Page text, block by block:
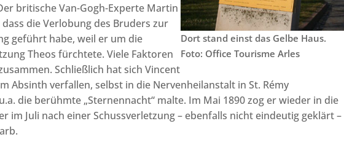
Dort stand einst das Gelbe Haus.
Foto: Office Tourisme Arles
britische Van-Gogh-Experte Martin
die Verlobung des Bruders zur
geführt habe, weil er um die
Theos fürchtete. Viele Faktoren
Schließlich hat sich Vincent
Absinth verfallen, selbst in die Nervenheilanstalt in St. Rémy
die berühmte „Sternennacht“ malte. Im Mai 1890 zog er wieder in die
im Juli nach einer Schussverletzung – ebenfalls nicht eindeutig geklärt –